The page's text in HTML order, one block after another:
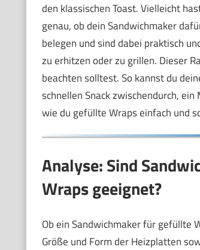
den klassischen Toast. Vielleicht
genau, ob dein Sandwichmaker
belegen und sind dabei praktisch
zu erhitzen oder zu grillen. Dieser
beachten solltest. So kannst du
schnellen Snack zwischendurch,
wie du gefüllte Wraps einfach und
Analyse: Sind
Wraps geeignet?
Ob ein Sandwichmaker für gefüllte
Größe und Form der Heizplatten